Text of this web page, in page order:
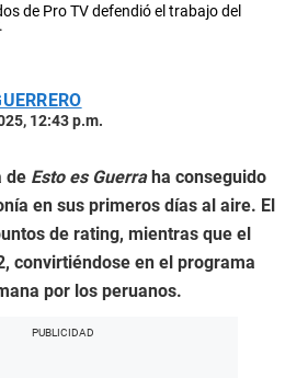
de Pro TV defendió el trabajo del
12:43 p.m.
de Esto es Guerraha conseguido
en sus primeros días al aire. El
de rating, mientras que el
convirtiéndose en el programa
por los peruanos.